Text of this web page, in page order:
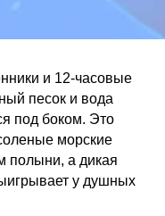
и 12-часовые
песок и вода
под боком. Это
морские
полыни, а дикая
у душных